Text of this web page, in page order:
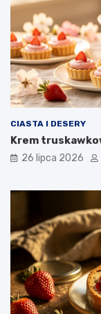
CIASTA I DESERY
Krem
26 lipca 2026